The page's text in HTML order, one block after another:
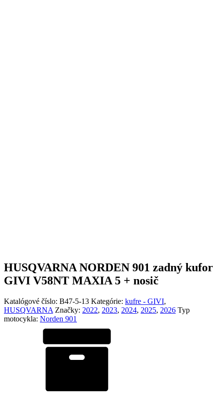
HUSQVARNA NORDEN 901 zadný kufor
GIVI V58NT MAXIA 5 + nosič
Katalógové číslo: B47-5-13 Kategórie: kufre - GIVI,
HUSQVARNA Značky: 2022, 2023, 2024, 2025, 2026 Typ
motocykla: Norden 901